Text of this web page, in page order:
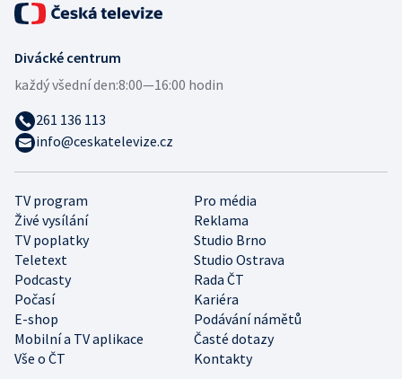
TV program
Pro média
Živé vysílání
Reklama
TV poplatky
Studio Brno
Teletext
Studio Ostrava
Podcasty
Rada ČT
Počasí
Kariéra
E-shop
Podávání námětů
Mobilní a TV aplikace
Časté dotazy
Vše o ČT
Kontakty
Divácké centrum
každý všední den:8:00—16:00 hodin
261 136 113
info@ceskatelevize.cz